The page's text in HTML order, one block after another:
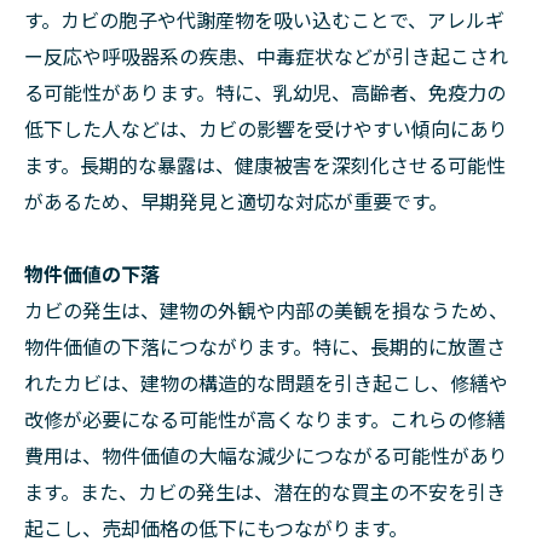
す。カビの胞子や代謝産物を吸い込むことで、アレルギ
ー反応や呼吸器系の疾患、中毒症状などが引き起こされ
る可能性があります。特に、乳幼児、高齢者、免疫力の
低下した人などは、カビの影響を受けやすい傾向にあり
ます。長期的な暴露は、健康被害を深刻化させる可能性
があるため、早期発見と適切な対応が重要です。
物件価値の下落
カビの発生は、建物の外観や内部の美観を損なうため、
物件価値の下落につながります。特に、長期的に放置さ
れたカビは、建物の構造的な問題を引き起こし、修繕や
改修が必要になる可能性が高くなります。これらの修繕
費用は、物件価値の大幅な減少につながる可能性があり
ます。また、カビの発生は、潜在的な買主の不安を引き
起こし、売却価格の低下にもつながります。